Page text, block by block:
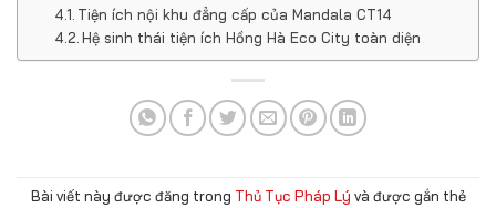
Tiện ích nội khu đẳng cấp của Mandala CT14
Hệ sinh thái tiện ích Hồng Hà Eco City toàn diện
Bài viết này được đăng trong Thủ Tục Pháp Lý và được gắn thẻ